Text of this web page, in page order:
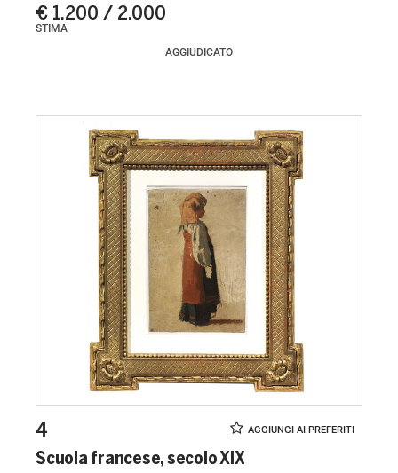
€ 1.200 / 2.000
STIMA
AGGIUDICATO
4
Scuola francese, secolo XIX